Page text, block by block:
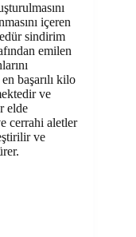
içeren
sindirim
emilen
başarılı kilo
ve
elde
cerrahi aletler
ve